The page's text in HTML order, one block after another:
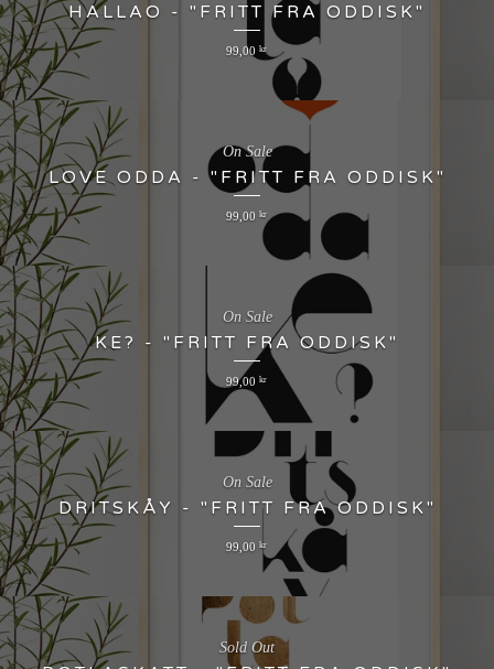
HALLAO - "FRITT FRA ODDISK"
99,00 kr
LOVE ODDA - "FRITT FRA ODDISK"
99,00 kr
On Sale
KE? - "FRITT FRA ODDISK"
99,00 kr
On Sale
DRITSKÅY - "FRITT FRA ODDISK"
99,00 kr
On Sale
Sold Out